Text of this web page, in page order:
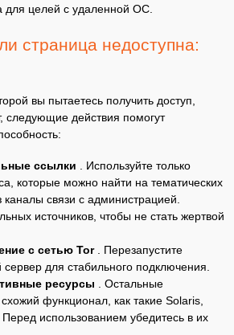
для целей с удаленной ОС.
страница недоступна:
вы пытаетесь получить доступ,
следующие действия помогут
ссылки . Используйте только
которые можно найти на тематических
связи с администрацией.
источников, чтобы не стать жертвой
с сетью Tor. Перезапустите
сервер для стабильного подключения.
ресурсы . Остальные
функционал, как такие Solaris,
использованием убедитесь в их